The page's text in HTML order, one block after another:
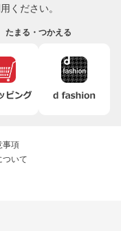
ください。
たまる・つかえる
事項
ついて